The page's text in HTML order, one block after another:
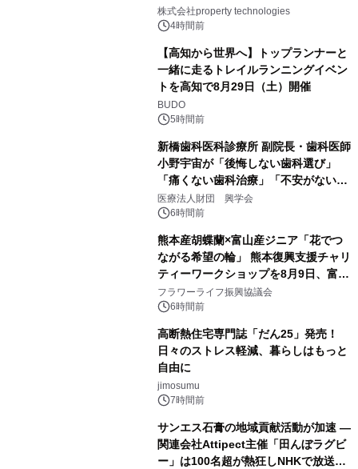
PropTechはどう組み替えるか）｜
PropTech-Lab
株式会社property technologies
4時間前
【高知から世界へ】トップランナーと
一緒に走るトレイルランニングイベン
トを高知で8月29日（土）開催
BUDO
5時間前
新橋歯科医科診療所 副院長・歯科医師
小野宇宙が「後悔しない歯科選び」
「痛くない歯科治療」「不安がない治
療計画」をテーマに専門監修
医療法人財団 興学会
6時間前
熊本産胡蝶蘭×富山産ジニア「花でつ
ながる希望の輪」 熊本復興支援チャリ
ティーワークショップを8月9日、富
山・射水で開催
フラワーライフ振興協議会
6時間前
高断熱住宅専門誌「だん25」発売！
日々のストレス軽減、暮らしはもっと
自由に
jimosumu
7時間前
サンエス石膏の地域貢献活動が加速 ―
関連会社Attipect主催「田んぼラグビ
ー」は100名超が熱狂しNHKで放送さ